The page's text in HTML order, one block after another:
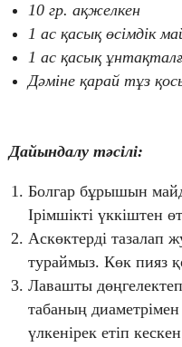
10 гр. ақжелкен
1 ас қасық өсімдік
1 ас қасық
Дәміне қарай тұз
Дайындалу тәсілі:
Болгар бұрышын
Ірімшікті үккіштен
Аскөктерді тазалап
тураймыз. Көк пияз
Лавашты
табаның диаметрімен
үлкенірек етіп